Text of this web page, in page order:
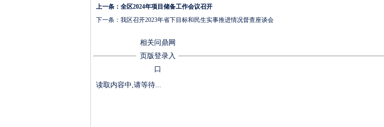
上一条： 全区2024年项目储备工作会议召开
下一条： 我区召开2023年省下目标和民生实事推进情况督查座谈会
相关问鼎网
页版登录入
口
读取内容中,请等待...